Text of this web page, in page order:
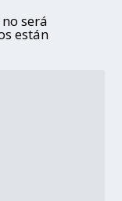
será
están